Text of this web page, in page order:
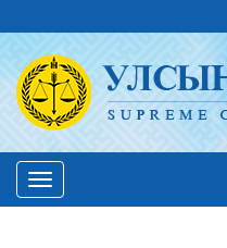
Toggle
navigation